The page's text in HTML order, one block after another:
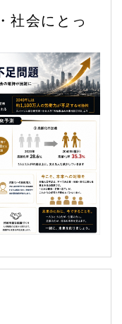
社会にとっ